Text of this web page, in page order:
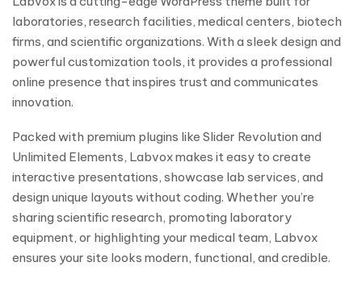
laboratories, research facilities, medical centers, biotech
firms, and scientific organizations. With a sleek design and
powerful customization tools, it provides a professional
online presence that inspires trust and communicates
innovation.
Packed with premium plugins like Slider Revolution and
Unlimited Elements, Labvox makes it easy to create
interactive presentations, showcase lab services, and
design unique layouts without coding. Whether you’re
sharing scientific research, promoting laboratory
equipment, or highlighting your medical team, Labvox
ensures your site looks modern, functional, and credible.